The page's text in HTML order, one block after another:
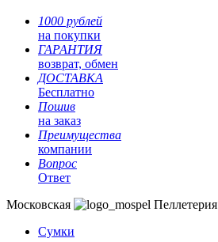
1000 рублей
на покупки
ГАРАНТИЯ
возврат, обмен
ДОСТАВКА
Бесплатно
Пошив
на заказ
Преимущества
компании
Вопрос
Ответ
Московская
Пеллетерия
Сумки